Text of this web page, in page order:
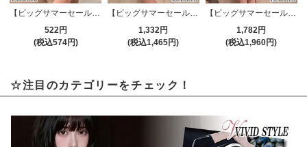
【ビッグサマーセール対象品】ストッキング(STOCKING) 636
522円
(税込574円)
【ビッグサマーセール対象品】ベビードール(BABYDOLL) 2102
1,332円
(税込1,465円)
【ビッグサマーセール対象品】ベビードール(BABYDOLL) 2106
1,782円
(税込1,960円)
☆注目のカテゴリーをチェック！